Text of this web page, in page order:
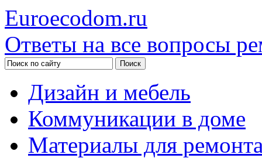
Euroecodom.ru
Ответы на все вопросы
Дизайн и мебель
Коммуникации в доме
Материалы для